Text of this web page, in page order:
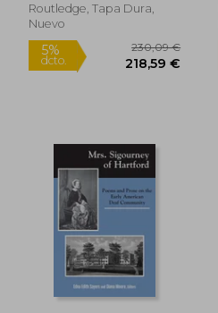
dcto. 256,14 €
Routledge, Tapa Dura,
Nuevo